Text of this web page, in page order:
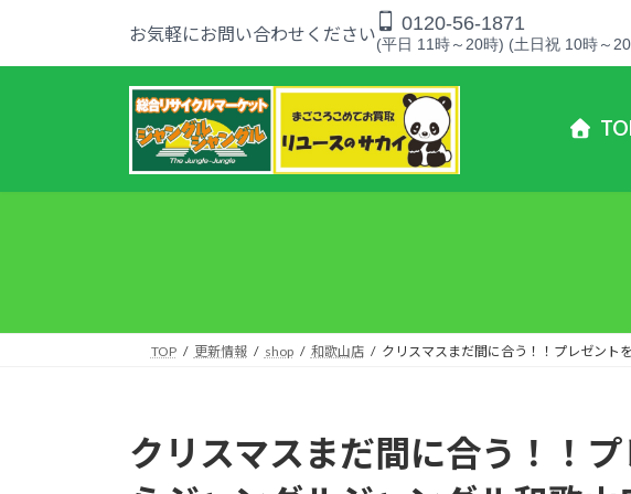
テ
キ
ゲ
に
お気軽にお問い合わせください 0120-56-1871
(平日 11時～20時) (土日祝 10時～
TOP 更新情報 shop 和歌山店 クリスマスまだ間に合う！！プレゼント
クリスマスまだ間に合う！！